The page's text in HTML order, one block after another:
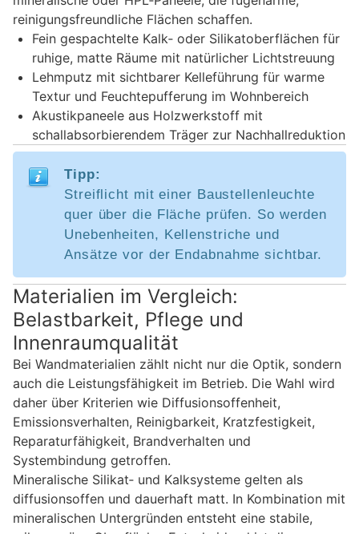
reinigungsfreundliche Flächen schaffen.
Fein gespachtelte Kalk‑ oder Silikatoberflächen für
ruhige, matte Räume mit natürlicher Lichtstreuung
Lehmputz mit sichtbarer Kelleführung für warme
Textur und Feuchtepufferung im Wohnbereich
Akustikpaneele aus Holzwerkstoff mit
schallabsorbierendem Träger zur Nachhallreduktion
Tipp:
Streiflicht mit einer Baustellenleuchte
quer über die Fläche prüfen. So werden
Unebenheiten, Kellenstriche und
Ansätze vor der Endabnahme sichtbar.
Materialien im Vergleich:
Belastbarkeit, Pflege und
Innenraumqualität
Bei Wandmaterialien zählt nicht nur die Optik, sondern
auch die Leistungsfähigkeit im Betrieb. Die Wahl wird
daher über Kriterien wie Diffusionsoffenheit,
Emissionsverhalten, Reinigbarkeit, Kratzfestigkeit,
Reparaturfähigkeit, Brandverhalten und
Systembindung getroffen.
Mineralische Silikat‑ und Kalksysteme gelten als
diffusionsoffen und dauerhaft matt. In Kombination mit
mineralischen Untergründen entsteht eine stabile,